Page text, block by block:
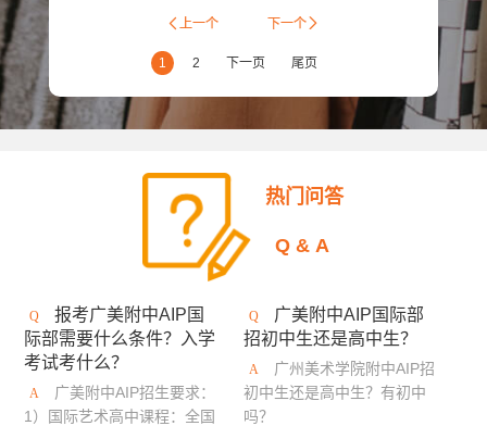
上一个 下一个
1 2 下一页 尾页
热门问答
Q&A
报考广美附中AIP国
际部需要什么条件？入学
考试考什么？
广美附中AIP招生要求：
1）国际艺术高中课程：全国
广美附中AIP国际部
招初中生还是高中生？
广州美术学院附中AIP招
初中生还是高中生？有初中
吗？